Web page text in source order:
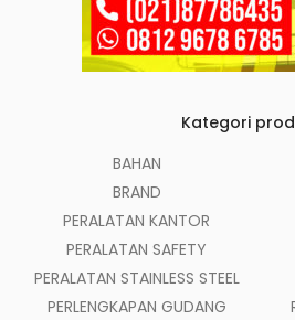
Kategori
BAHAN
BRAND
PERALATAN KANTOR
PERALATAN SAFETY
PERALATAN STAINLESS STEEL
PERLENGKAPAN GUDANG